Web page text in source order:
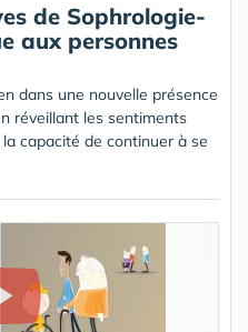
de Sophrologie-
aux personnes
dans une nouvelle présence
réveillant les sentiments
capacité de continuer à se